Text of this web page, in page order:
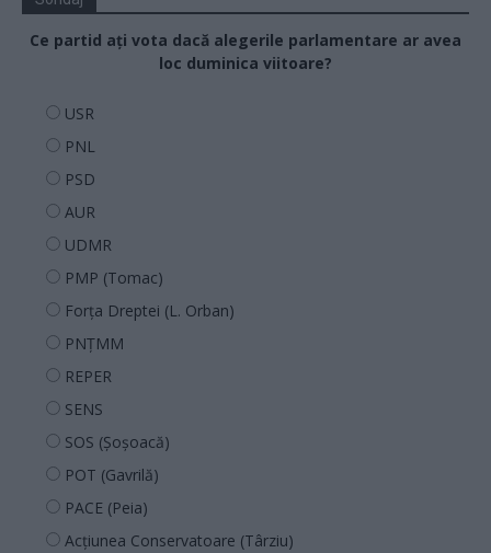
Ce partid ați vota dacă alegerile parlamentare ar avea
loc duminica viitoare?
USR
PNL
PSD
AUR
UDMR
PMP (Tomac)
Forța Dreptei (L. Orban)
PNȚMM
REPER
SENS
SOS (Șoșoacă)
POT (Gavrilă)
PACE (Peia)
Acțiunea Conservatoare (Târziu)